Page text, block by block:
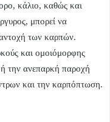
κάλιο, καθώς και
μπορεί να
αντοχή των καρπών.
και ομοιόμορφης
την ανεπαρκή παροχή
και την καρπόπτωση.